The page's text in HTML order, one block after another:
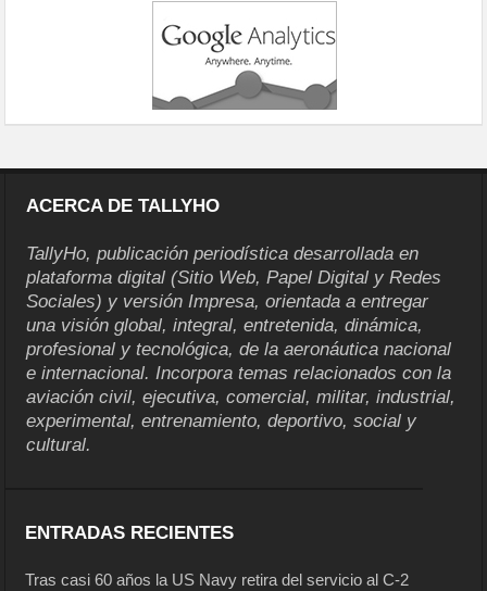
ACERCA DE TALLYHO
TallyHo, publicación periodística desarrollada en
plataforma digital (Sitio Web, Papel Digital y Redes
Sociales) y versión Impresa, orientada a entregar
una visión global, integral, entretenida, dinámica,
profesional y tecnológica, de la aeronáutica nacional
e internacional. Incorpora temas relacionados con la
aviación civil, ejecutiva, comercial, militar, industrial,
experimental, entrenamiento, deportivo, social y
cultural.
ENTRADAS RECIENTES
Tras casi 60 años la US Navy retira del servicio al C-2